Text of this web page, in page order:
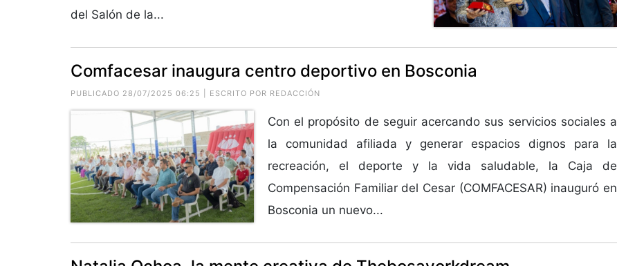
del Salón de la...
Comfacesar inaugura centro deportivo en Bosconia
PUBLICADO 28/07/2025 06:25 | ESCRITO POR REDACCIÓN
Con el propósito de seguir acercando sus servicios sociales a
la comunidad afiliada y generar espacios dignos para la
recreación, el deporte y la vida saludable, la Caja de
Compensación Familiar del Cesar (COMFACESAR) inauguró en
Bosconia un nuevo...